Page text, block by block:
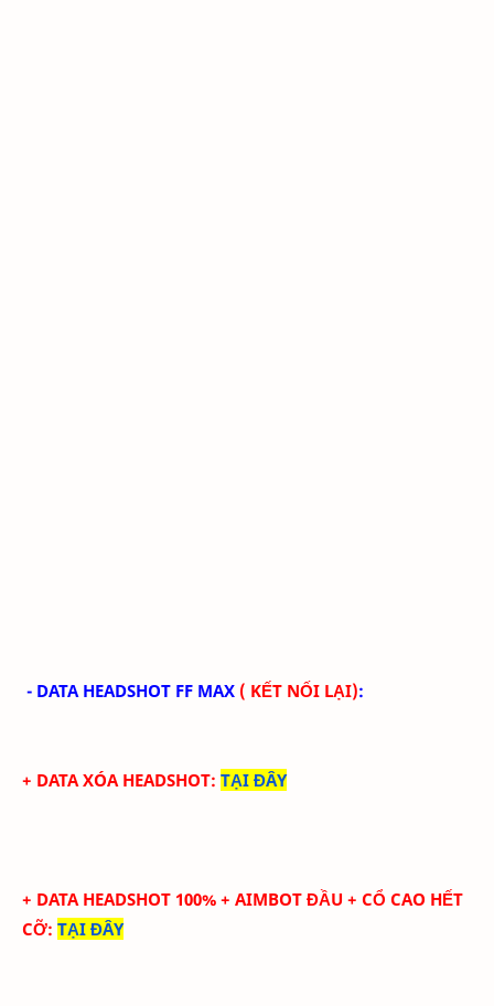
- DATA HEADSHOT FF MAX ( KẾT NỐI LẠI):
+ DATA XÓA HEADSHOT: TẠI ĐÂY
+ DATA HEADSHOT 100% + AIMBOT ĐẦU + CỔ CAO HẾT
CỠ: TẠI ĐÂY